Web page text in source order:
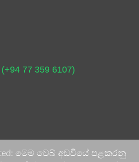
77 359 6107)
මෙම වෙබ් අඩවියේ පළකරනු